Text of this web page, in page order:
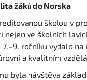
žáků do Norska
školou v
nejen ve školních
7.–9. ročníku vydalo
a kvalitním
byla návštěva